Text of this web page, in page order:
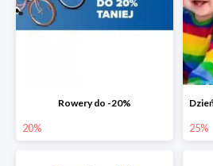
Rowery do -20%
20% 25%